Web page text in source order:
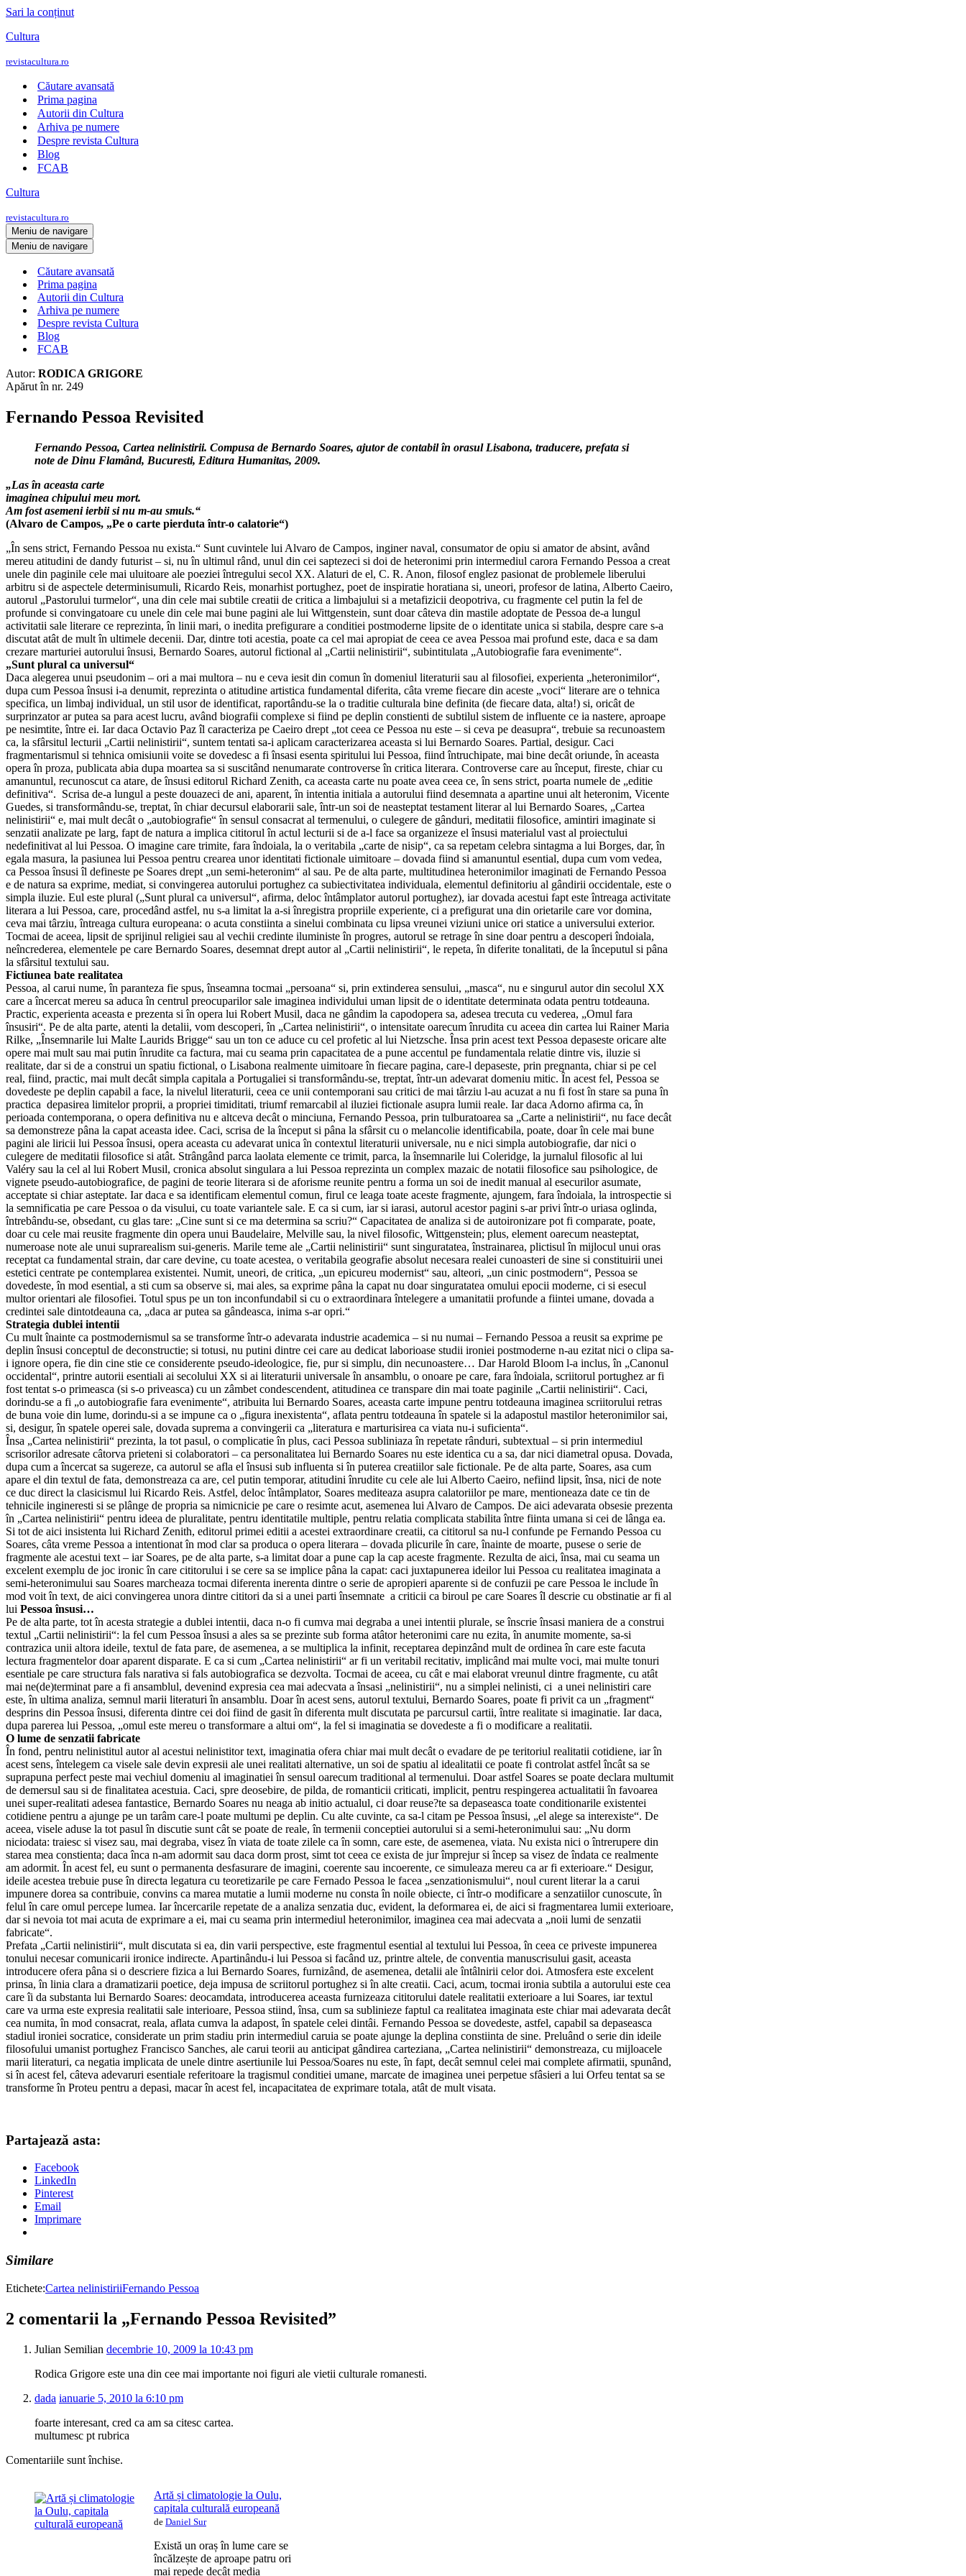
Sari la conținut
Cultura
revistacultura.ro
Căutare avansată
Prima pagina
Autorii din Cultura
Arhiva pe numere
Despre revista Cultura
Blog
FCAB
Cultura
revistacultura.ro
Meniu de navigare
Meniu de navigare
Căutare avansată
Prima pagina
Autorii din Cultura
Arhiva pe numere
Despre revista Cultura
Blog
FCAB
Autor: RODICA GRIGORE
Apărut în nr. 249
Fernando Pessoa Revisited
Fernando Pessoa, Cartea nelinistirii. Compusa de Bernardo Soares, ajutor de contabil în orasul Lisabona, traducere, prefata si
note de Dinu Flamând, Bucuresti, Editura Humanitas, 2009.
„Las în aceasta carte
imaginea chipului meu mort.
Am fost asemeni ierbii si nu m-au smuls.“
(Alvaro de Campos, „Pe o carte pierduta într-o calatorie“)
„În sens strict, Fernando Pessoa nu exista.“ Sunt cuvintele lui Alvaro de Campos, inginer naval, consumator de opiu si amator de absint, având
mereu atitudini de dandy futurist – si, nu în ultimul rând, unul din cei saptezeci si doi de heteronimi prin intermediul carora Fernando Pessoa a creat
unele din paginile cele mai uluitoare ale poeziei întregului secol XX. Alaturi de el, C. R. Anon, filosof englez pasionat de problemele liberului
arbitru si de aspectele determinisumuli, Ricardo Reis, monarhist portughez, poet de inspiratie horatiana si, uneori, profesor de latina, Alberto Caeiro,
autorul „Pastorului turmelor“, una din cele mai subtile creatii de critica a limbajului si a metafizicii deopotriva, cu fragmente cel putin la fel de
profunde si convingatoare cu unele din cele mai bune pagini ale lui Wittgenstein, sunt doar câteva din mastile adoptate de Pessoa de-a lungul
activitatii sale literare ce reprezinta, în linii mari, o inedita prefigurare a conditiei postmoderne lipsite de o identitate unica si stabila, despre care s-a
discutat atât de mult în ultimele decenii. Dar, dintre toti acestia, poate ca cel mai apropiat de ceea ce avea Pessoa mai profund este, daca e sa dam
crezare marturiei autorului însusi, Bernardo Soares, autorul fictional al „Cartii nelinistirii“, subintitulata „Autobiografie fara evenimente“.
„Sunt plural ca universul“
Daca alegerea unui pseudonim – ori a mai multora – nu e ceva iesit din comun în domeniul literaturii sau al filosofiei, experienta „heteronimilor“,
dupa cum Pessoa însusi i-a denumit, reprezinta o atitudine artistica fundamental diferita, câta vreme fiecare din aceste „voci“ literare are o tehnica
specifica, un limbaj individual, un stil usor de identificat, raportându-se la o traditie culturala bine definita (de fiecare data, alta!) si, oricât de
surprinzator ar putea sa para acest lucru, având biografii complexe si fiind pe deplin constienti de subtilul sistem de influente ce ia nastere, aproape
pe nesimtite, între ei. Iar daca Octavio Paz îl caracteriza pe Caeiro drept „tot ceea ce Pessoa nu este – si ceva pe deasupra“, trebuie sa recunoastem
ca, la sfârsitul lecturii „Cartii nelinistirii“, suntem tentati sa-i aplicam caracterizarea aceasta si lui Bernardo Soares. Partial, desigur. Caci
fragmentarismul si tehnica omisiunii voite se dovedesc a fi însasi esenta spiritului lui Pessoa, fiind întruchipate, mai bine decât oriunde, în aceasta
opera în proza, publicata abia dupa moartea sa si suscitând nenumarate controverse în critica literara. Controverse care au început, fireste, chiar cu
amanuntul, recunoscut ca atare, de însusi editorul Richard Zenith, ca aceasta carte nu poate avea ceea ce, în sens strict, poarta numele de „editie
definitiva“. Scrisa de-a lungul a peste douazeci de ani, aparent, în intentia initiala a autorului fiind desemnata a apartine unui alt heteronim, Vicente
Guedes, si transformându-se, treptat, în chiar decursul elaborarii sale, într-un soi de neasteptat testament literar al lui Bernardo Soares, „Cartea
nelinistirii“ e, mai mult decât o „autobiografie“ în sensul consacrat al termenului, o culegere de gânduri, meditatii filosofice, amintiri imaginate si
senzatii analizate pe larg, fapt de natura a implica cititorul în actul lecturii si de a-l face sa organizeze el însusi materialul vast al proiectului
nedefinitivat al lui Pessoa. O imagine care trimite, fara îndoiala, la o veritabila „carte de nisip“, ca sa repetam celebra sintagma a lui Borges, dar, în
egala masura, la pasiunea lui Pessoa pentru crearea unor identitati fictionale uimitoare – dovada fiind si amanuntul esential, dupa cum vom vedea,
ca Pessoa însusi îl defineste pe Soares drept „un semi-heteronim“ al sau. Pe de alta parte, multitudinea heteronimilor imaginati de Fernando Pessoa
e de natura sa exprime, mediat, si convingerea autorului portughez ca subiectivitatea individuala, elementul definitoriu al gândirii occidentale, este o
simpla iluzie. Eul este plural („Sunt plural ca universul“, afirma, deloc întâmplator autorul portughez), iar dovada acestui fapt este întreaga activitate
literara a lui Pessoa, care, procedând astfel, nu s-a limitat la a-si înregistra propriile experiente, ci a prefigurat una din orietarile care vor domina,
ceva mai târziu, întreaga cultura europeana: o acuta constiinta a sinelui combinata cu lipsa vreunei viziuni unice ori statice a universului exterior.
Tocmai de aceea, lipsit de sprijinul religiei sau al vechii credinte iluministe în progres, autorul se retrage în sine doar pentru a descoperi îndoiala,
neîncrederea, elementele pe care Bernardo Soares, desemnat drept autor al „Cartii nelinistirii“, le repeta, în diferite tonalitati, de la începutul si pâna
la sfârsitul textului sau.
Fictiunea bate realitatea
Pessoa, al carui nume, în paranteza fie spus, înseamna tocmai „persoana“ si, prin extinderea sensului, „masca“, nu e singurul autor din secolul XX
care a încercat mereu sa aduca în centrul preocuparilor sale imaginea individului uman lipsit de o identitate determinata odata pentru totdeauna.
Practic, experienta aceasta e prezenta si în opera lui Robert Musil, daca ne gândim la capodopera sa, adesea trecuta cu vederea, „Omul fara
însusiri“. Pe de alta parte, atenti la detalii, vom descoperi, în „Cartea nelinistirii“, o intensitate oarecum înrudita cu aceea din cartea lui Rainer Maria
Rilke, „Însemnarile lui Malte Laurids Brigge“ sau un ton ce aduce cu cel profetic al lui Nietzsche. Însa prin acest text Pessoa depaseste oricare alte
opere mai mult sau mai putin înrudite ca factura, mai cu seama prin capacitatea de a pune accentul pe fundamentala relatie dintre vis, iluzie si
realitate, dar si de a construi un spatiu fictional, o Lisabona realmente uimitoare în fiecare pagina, care-l depaseste, prin pregnanta, chiar si pe cel
real, fiind, practic, mai mult decât simpla capitala a Portugaliei si transformându-se, treptat, într-un adevarat domeniu mitic. În acest fel, Pessoa se
dovedeste pe deplin capabil a face, la nivelul literaturii, ceea ce unii contemporani sau critici de mai târziu l-au acuzat a nu fi fost în stare sa puna în
practica depasirea limitelor proprii, a propriei timiditati, triumf remarcabil al iluziei fictionale asupra lumii reale. Iar daca Adorno afirma ca, în
perioada contemporana, o opera definitiva nu e altceva decât o minciuna, Fernando Pessoa, prin tulburatoarea sa „Carte a nelinistirii“, nu face decât
sa demonstreze pâna la capat aceasta idee. Caci, scrisa de la început si pâna la sfârsit cu o melancolie identificabila, poate, doar în cele mai bune
pagini ale liricii lui Pessoa însusi, opera aceasta cu adevarat unica în contextul literaturii universale, nu e nici simpla autobiografie, dar nici o
culegere de meditatii filosofice si atât. Strângând parca laolata elemente ce trimit, parca, la însemnarile lui Coleridge, la jurnalul filosofic al lui
Valéry sau la cel al lui Robert Musil, cronica absolut singulara a lui Pessoa reprezinta un complex mazaic de notatii filosofice sau psihologice, de
vignete pseudo-autobiografice, de pagini de teorie literara si de aforisme reunite pentru a forma un soi de inedit manual al esecurilor asumate,
acceptate si chiar asteptate. Iar daca e sa identificam elementul comun, firul ce leaga toate aceste fragmente, ajungem, fara îndoiala, la introspectie si
la semnificatia pe care Pessoa o da visului, cu toate variantele sale. E ca si cum, iar si iarasi, autorul acestor pagini s-ar privi într-o uriasa oglinda,
întrebându-se, obsedant, cu glas tare: „Cine sunt si ce ma determina sa scriu?“ Capacitatea de analiza si de autoironizare pot fi comparate, poate,
doar cu cele mai reusite fragmente din opera unui Baudelaire, Melville sau, la nivel filosofic, Wittgenstein; plus, element oarecum neasteptat,
numeroase note ale unui suprarealism sui-generis. Marile teme ale „Cartii nelinistirii“ sunt singuratatea, înstrainarea, plictisul în mijlocul unui oras
receptat ca fundamental strain, dar care devine, cu toate acestea, o veritabila geografie absolut necesara realei cunoasteri de sine si constituirii unei
estetici centrate pe contemplarea existentei. Numit, uneori, de critica, „un epicureu modernist“ sau, alteori, „un cinic postmodern“, Pessoa se
dovedeste, în mod esential, a sti cum sa observe si, mai ales, sa exprime pâna la capat nu doar singuratatea omului epocii moderne, ci si esecul
multor orientari ale filosofiei. Totul spus pe un ton inconfundabil si cu o extraordinara întelegere a umanitatii profunde a fiintei umane, dovada a
credintei sale dintotdeauna ca, „daca ar putea sa gândeasca, inima s-ar opri.“
Strategia dublei intentii
Cu mult înainte ca postmodernismul sa se transforme într-o adevarata industrie academica – si nu numai – Fernando Pessoa a reusit sa exprime pe
deplin însusi conceptul de deconstructie; si totusi, nu putini dintre cei care au dedicat laborioase studii ironiei postmoderne n-au ezitat nici o clipa sa-
i ignore opera, fie din cine stie ce considerente pseudo-ideologice, fie, pur si simplu, din necunoastere… Dar Harold Bloom l-a inclus, în „Canonul
occidental“, printre autorii esentiali ai secolului XX si ai literaturii universale în ansamblu, o onoare pe care, fara îndoiala, scriitorul portughez ar fi
fost tentat s-o primeasca (si s-o priveasca) cu un zâmbet condescendent, atitudinea ce transpare din mai toate paginile „Cartii nelinistirii“. Caci,
dorindu-se a fi „o autobiografie fara evenimente“, atribuita lui Bernardo Soares, aceasta carte impune pentru totdeauna imaginea scriitorului retras
de buna voie din lume, dorindu-si a se impune ca o „figura inexistenta“, aflata pentru totdeauna în spatele si la adapostul mastilor heteronimilor sai,
si, desigur, în spatele operei sale, dovada suprema a convingerii ca „literatura e marturisirea ca viata nu-i suficienta“.
Însa „Cartea nelinistirii“ prezinta, la tot pasul, o complicatie în plus, caci Pessoa subliniaza în repetate rânduri, subtextual – si prin intermediul
scrisorilor adresate câtorva prieteni si colaboratori – ca personalitatea lui Bernardo Soares nu este identica cu a sa, dar nici diametral opusa. Dovada,
dupa cum a încercat sa sugereze, ca autorul se afla el însusi sub influenta si în puterea creatiilor sale fictionale. Pe de alta parte, Soares, asa cum
apare el din textul de fata, demonstreaza ca are, cel putin temporar, atitudini înrudite cu cele ale lui Alberto Caeiro, nefiind lipsit, însa, nici de note
ce duc direct la clasicismul lui Ricardo Reis. Astfel, deloc întâmplator, Soares mediteaza asupra calatoriilor pe mare, mentioneaza date ce tin de
tehnicile ingineresti si se plânge de propria sa nimicnicie pe care o resimte acut, asemenea lui Alvaro de Campos. De aici adevarata obsesie prezenta
în „Cartea nelinistirii“ pentru ideea de pluralitate, pentru identitatile multiple, pentru relatia complicata stabilita între fiinta umana si cei de lânga ea.
Si tot de aici insistenta lui Richard Zenith, editorul primei editii a acestei extraordinare creatii, ca cititorul sa nu-l confunde pe Fernando Pessoa cu
Soares, câta vreme Pessoa a intentionat în mod clar sa produca o opera literara – dovada plicurile în care, înainte de moarte, pusese o serie de
fragmente ale acestui text – iar Soares, pe de alta parte, s-a limitat doar a pune cap la cap aceste fragmente. Rezulta de aici, însa, mai cu seama un
excelent exemplu de joc ironic în care cititorului i se cere sa se implice pâna la capat: caci juxtapunerea ideilor lui Pessoa cu realitatea imaginata a
semi-heteronimului sau Soares marcheaza tocmai diferenta inerenta dintre o serie de apropieri aparente si de confuzii pe care Pessoa le include în
mod voit în text, de aici convingerea unora dintre cititori da si a unei parti însemnate a criticii ca biroul pe care Soares îl descrie cu obstinatie ar fi al
lui Pessoa însusi…
Pe de alta parte, tot în acesta strategie a dublei intentii, daca n-o fi cumva mai degraba a unei intentii plurale, se înscrie însasi maniera de a construi
textul „Cartii nelinistirii“: la fel cum Pessoa însusi a ales sa se prezinte sub forma atâtor heteronimi care nu ezita, în anumite momente, sa-si
contrazica unii altora ideile, textul de fata pare, de asemenea, a se multiplica la infinit, receptarea depinzând mult de ordinea în care este facuta
lectura fragmentelor doar aparent disparate. E ca si cum „Cartea nelinistirii“ ar fi un veritabil recitativ, implicând mai multe voci, mai multe tonuri
esentiale pe care structura fals narativa si fals autobiografica se dezvolta. Tocmai de aceea, cu cât e mai elaborat vreunul dintre fragmente, cu atât
mai ne(de)terminat pare a fi ansamblul, devenind expresia cea mai adecvata a însasi „nelinistirii“, nu a simplei nelinisti, ci a unei nelinistiri care
este, în ultima analiza, semnul marii literaturi în ansamblu. Doar în acest sens, autorul textului, Bernardo Soares, poate fi privit ca un „fragment“
desprins din Pessoa însusi, diferenta dintre cei doi fiind de gasit în diferenta mult discutata pe parcursul cartii, între realitate si imaginatie. Iar daca,
dupa parerea lui Pessoa, „omul este mereu o transformare a altui om“, la fel si imaginatia se dovedeste a fi o modificare a realitatii.
O lume de senzatii fabricate
În fond, pentru nelinistitul autor al acestui nelinistitor text, imaginatia ofera chiar mai mult decât o evadare de pe teritoriul realitatii cotidiene, iar în
acest sens, întelegem ca visele sale devin expresii ale unei realitati alternative, un soi de spatiu al idealitatii ce poate fi controlat astfel încât sa se
suprapuna perfect peste mai vechiul domeniu al imaginatiei în sensul oarecum traditional al termenului. Doar astfel Soares se poate declara multumit
de demersul sau si de finalitatea acestuia. Caci, spre deosebire, de pilda, de romanticii criticati, implicit, pentru respingerea actualitatii în favoarea
unei super-realitati adesea fantastice, Bernardo Soares nu neaga ab initio actualul, ci doar reuse?te sa depaseasca toate conditionarile existentei
cotidiene pentru a ajunge pe un tarâm care-l poate multumi pe deplin. Cu alte cuvinte, ca sa-l citam pe Pessoa însusi, „el alege sa interexiste“. De
aceea, visele aduse la tot pasul în discutie sunt cât se poate de reale, în termenii conceptiei autorului si a semi-heteronimului sau: „Nu dorm
niciodata: traiesc si visez sau, mai degraba, visez în viata de toate zilele ca în somn, care este, de asemenea, viata. Nu exista nici o întrerupere din
starea mea constienta; daca înca n-am adormit sau daca dorm prost, simt tot ceea ce exista de jur împrejur si încep sa visez de îndata ce realmente
am adormit. În acest fel, eu sunt o permanenta desfasurare de imagini, coerente sau incoerente, ce simuleaza mereu ca ar fi exterioare.“ Desigur,
ideile acestea trebuie puse în directa legatura cu teoretizarile pe care Fernado Pessoa le facea „senzationismului“, noul curent literar la a carui
impunere dorea sa contribuie, convins ca marea mutatie a lumii moderne nu consta în noile obiecte, ci într-o modificare a senzatiilor cunoscute, în
felul în care omul percepe lumea. Iar încercarile repetate de a analiza senzatia duc, evident, la deformarea ei, de aici si fragmentarea lumii exterioare,
dar si nevoia tot mai acuta de exprimare a ei, mai cu seama prin intermediul heteronimilor, imaginea cea mai adecvata a „noii lumi de senzatii
fabricate“.
Prefata „Cartii nelinistirii“, mult discutata si ea, din varii perspective, este fragmentul esential al textului lui Pessoa, în ceea ce priveste impunerea
tonului necesar comunicarii ironice indirecte. Apartinându-i lui Pessoa si facând uz, printre altele, de conventia manuscrisului gasit, aceasta
introducere ofera pâna si o descriere fizica a lui Bernardo Soares, furnizând, de asemenea, detalii ale întâlnirii celor doi. Atmosfera este excelent
prinsa, în linia clara a dramatizarii poetice, deja impusa de scriitorul portughez si în alte creatii. Caci, acum, tocmai ironia subtila a autorului este cea
care îi da substanta lui Bernardo Soares: deocamdata, introducerea aceasta furnizeaza cititorului datele realitatii exterioare a lui Soares, iar textul
care va urma este expresia realitatii sale interioare, Pessoa stiind, însa, cum sa sublinieze faptul ca realitatea imaginata este chiar mai adevarata decât
cea numita, în mod consacrat, reala, aflata cumva la adapost, în spatele celei dintâi. Fernando Pessoa se dovedeste, astfel, capabil sa depaseasca
stadiul ironiei socratice, considerate un prim stadiu prin intermediul caruia se poate ajunge la deplina constiinta de sine. Preluând o serie din ideile
filosofului umanist portughez Francisco Sanches, ale carui teorii au anticipat gândirea carteziana, „Cartea nelinistirii“ demonstreaza, cu mijloacele
marii literaturi, ca negatia implicata de unele dintre asertiunile lui Pessoa/Soares nu este, în fapt, decât semnul celei mai complete afirmatii, spunând,
si în acest fel, câteva adevaruri esentiale referitoare la tragismul conditiei umane, marcate de imaginea unei perpetue sfâsieri a lui Orfeu tentat sa se
transforme în Proteu pentru a depasi, macar în acest fel, incapacitatea de exprimare totala, atât de mult visata.
Partajează asta:
Facebook
LinkedIn
Pinterest
Email
Imprimare
Similare
Etichete:Cartea nelinistiriiFernando Pessoa
2 comentarii la „Fernando Pessoa Revisited”
Julian Semilian decembrie 10, 2009 la 10:43 pm
Rodica Grigore este una din cee mai importante noi figuri ale vietii culturale romanesti.
dada ianuarie 5, 2010 la 6:10 pm
foarte interesant, cred ca am sa citesc cartea.
multumesc pt rubrica
Comentariile sunt închise.
Artă și climatologie la Oulu,
capitala culturală europeană
de Daniel Sur
Există un oraș în lume care se
încălzește de aproape patru ori
mai repede decât media